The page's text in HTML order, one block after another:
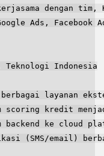
dengan tim,
Ads,
Teknologi Indonesia
layanan
scoring kredit
backend ke cloud
(SMS/email)